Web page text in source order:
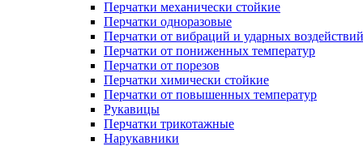
Перчатки механически стойкие
Перчатки одноразовые
Перчатки от вибраций и ударных воздействий
Перчатки от пониженных температур
Перчатки от порезов
Перчатки химически стойкие
Перчатки от повышенных температур
Рукавицы
Перчатки трикотажные
Нарукавники